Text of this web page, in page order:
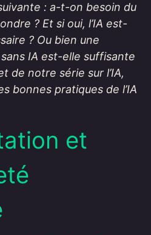
: a-t-on besoin du
? Et si oui, l’IA est-
? Ou bien une
IA est-elle suffisante
de notre série sur l’IA,
bonnes pratiques de l’IA
et